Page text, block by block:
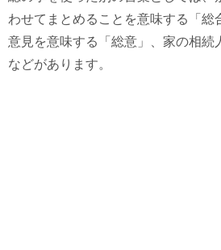
わせてまとめることを意味する「総
意見を意味する「総意」、家の相続
などがあります。